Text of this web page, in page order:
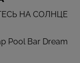
НА СОЛНЦЕ
Pool Bar Dream